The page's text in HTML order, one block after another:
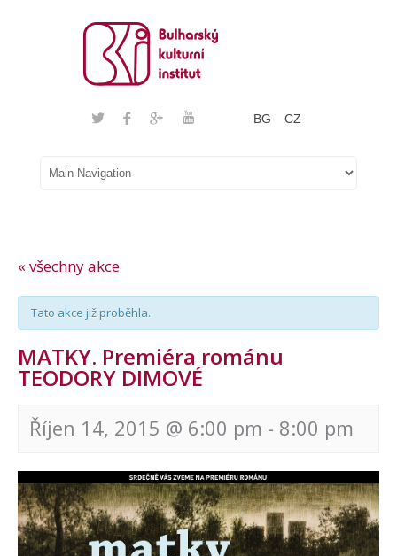
BG CZ
« všechny akce
Tato akce již proběhla.
MATKY. Premiéra románu
TEODORY DIMOVÉ
Říjen 14, 2015 @ 6:00 pm - 8:00 pm
Navigace
pro
akce